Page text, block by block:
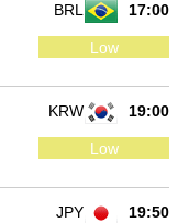
17:00
BRL
Low
19:00
KRW
Low
19:50
JPY